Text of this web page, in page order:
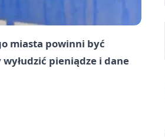
miasta powinni być
pieniądze i dane